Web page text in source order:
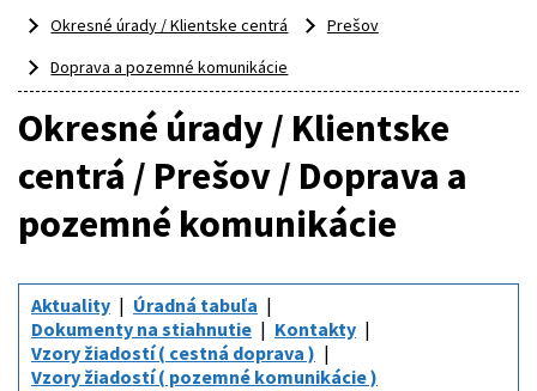
Okresné úrady / Klientske centrá
Prešov
Doprava a pozemné komunikácie
Okresné úrady / Klientske
centrá / Prešov / Doprava a
pozemné komunikácie
Aktuality
Úradná tabuľa
Dokumenty na stiahnutie
Kontakty
Vzory žiadostí ( cestná doprava )
Vzory žiadostí ( pozemné komunikácie )